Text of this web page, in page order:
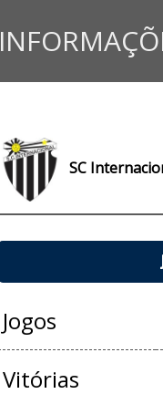
SC
Jogos
Vitórias